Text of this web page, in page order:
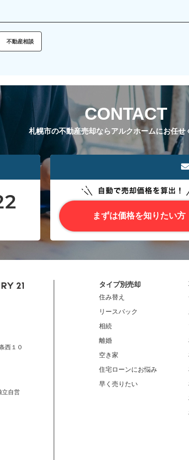
不動産相談
CONTACT
札幌市の不動産売却ならアルクホームにお任せ
まずは価格を知りたい方
西１０
立自営
タイプ別売却
住み替え
リースバック
相続
離婚
空き家
住宅ローンにお悩み
早く売りたい